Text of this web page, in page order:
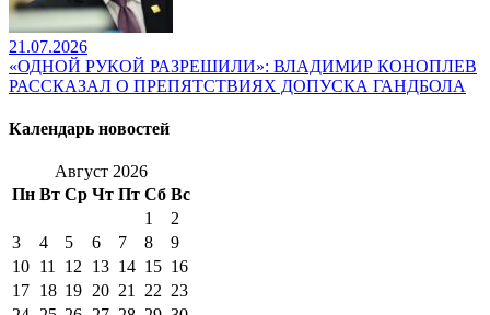
21.07.2026
«ОДНОЙ РУКОЙ РАЗРЕШИЛИ»: ВЛАДИМИР КОНОПЛЕВ
РАССКАЗАЛ О ПРЕПЯТСТВИЯХ ДОПУСКА ГАНДБОЛА
Календарь новостей
Август 2026
Пн Вт Ср Чт Пт Сб Вс
1
2
3
4 5 6 7 8
9
10 11 12 13 14 15 16
17 18 19 20 21 22 23